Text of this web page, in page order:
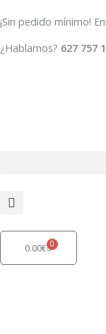
al
¡Sin pedido mínimo!
¿Hablamos? 627 757
0.00€ 0
Carrito